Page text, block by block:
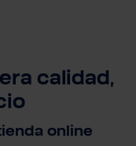
calidad,
online